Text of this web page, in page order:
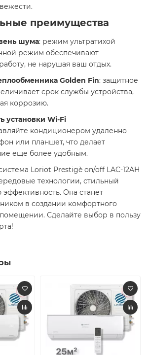
преимущества
шума: режим ультратихой
режим обеспечивают
не нарушая ваш отдых.
Golden Fin: защитное
срок службы устройства,
коррозию.
установки Wi-Fi
кондиционером удаленно
или планшет, что делает
еще более удобным.
Loriot Prestigè on/off LAC-12AH
технологии, стильный
Она станет
в создании комфортного
Сделайте выбор в пользу